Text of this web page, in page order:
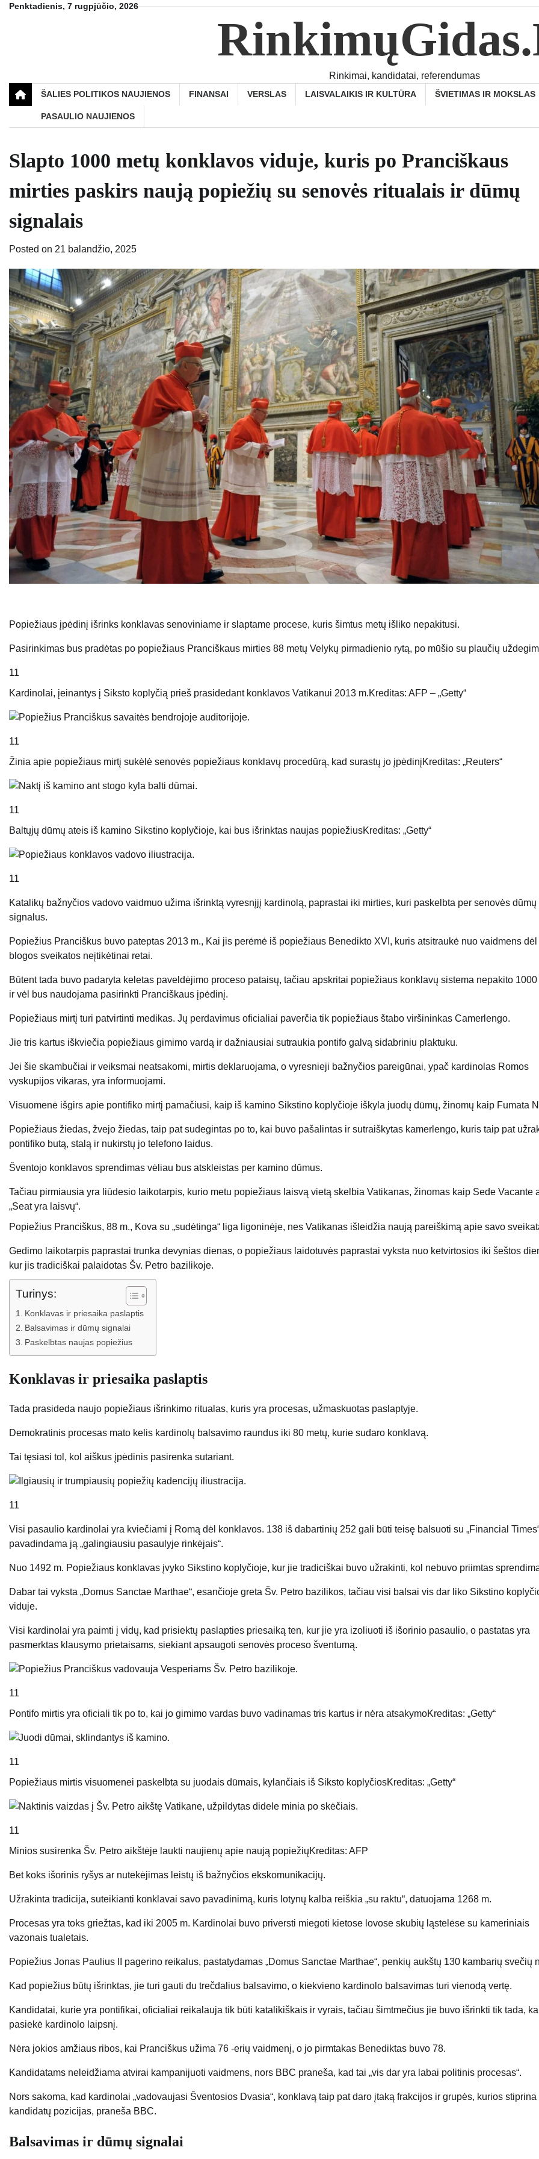
SkipPenktadienis, 7 rugpjūčio, 2026
Rinkimai, kandidatai, referendumas
ŠALIES POLITIKOS NAUJIENOS FINANSAI VERSLAS LAISVALAIKIS IR KULTŪRA ŠVIETIMAS IR MOKSLAS
PASAULIO NAUJIENOS
Slapto 1000 metų konklavos viduje, kuris po Pranciškaus
mirties paskirs naują popiežių su senovės ritualais ir dūmų
signalais
Posted on 21 balandžio, 2025
Popiežiaus įpėdinį išrinks konklavas senoviniame ir slaptame procese, kuris šimtus metų išliko nepakitusi.
Pasirinkimas bus pradėtas po popiežiaus Pranciškaus mirties 88 metų Velykų pirmadienio rytą, po mūšio su plaučių
11
Kardinolai, įeinantys į Siksto koplyčią prieš prasidedant konklavos Vatikanui 2013 m.Kreditas: AFP – „Getty“
11
Žinia apie popiežiaus mirtį sukėlė senovės popiežiaus konklavų procedūrą, kad surastų jo įpėdinįKreditas: „Reuters“
11
Baltųjų dūmų ateis iš kamino Sikstino koplyčioje, kai bus išrinktas naujas popiežiusKreditas: „Getty“
11
Katalikų bažnyčios vadovo vaidmuo užima išrinktą vyresnįjį kardinolą, paprastai iki mirties, kuri paskelbta per senovės dūmų
signalus.
Popiežius Pranciškus buvo pateptas 2013 m., Kai jis perėmė iš popiežiaus Benedikto XVI, kuris atsitraukė nuo vaidmens dėl
blogos sveikatos neįtikėtinai retai.
Būtent tada buvo padaryta keletas paveldėjimo proceso pataisų, tačiau apskritai popiežiaus konklavų sistema nepakito 1000
ir vėl bus naudojama pasirinkti Pranciškaus įpėdinį.
Popiežiaus mirtį turi patvirtinti medikas. Jų perdavimus oficialiai paverčia tik popiežiaus štabo viršininkas Camerlengo.
Jie tris kartus iškviečia popiežiaus gimimo vardą ir dažniausiai sutraukia pontifo galvą sidabriniu plaktuku.
Jei šie skambučiai ir veiksmai neatsakomi, mirtis deklaruojama, o vyresnieji bažnyčios pareigūnai, ypač kardinolas Romos
vyskupijos vikaras, yra informuojami.
Visuomenė išgirs apie pontifiko mirtį pamačiusi, kaip iš kamino Sikstino koplyčioje iškyla juodų dūmų, žinomų kaip Fumata
Popiežiaus žiedas, žvejo žiedas, taip pat sudegintas po to, kai buvo pašalintas ir sutraiškytas kamerlengo, kuris taip pat
pontifiko butą, stalą ir nukirstų jo telefono laidus.
Šventojo konklavos sprendimas vėliau bus atskleistas per kamino dūmus.
Tačiau pirmiausia yra liūdesio laikotarpis, kurio metu popiežiaus laisvą vietą skelbia Vatikanas, žinomas kaip Sede Vacante
„Seat yra laisvų“.
Popiežius Pranciškus, 88 m., Kova su „sudėtinga“ liga ligoninėje, nes Vatikanas išleidžia naują pareiškimą apie savo
Gedimo laikotarpis paprastai trunka devynias dienas, o popiežiaus laidotuvės paprastai vyksta nuo ketvirtosios iki šeštos
kur jis tradiciškai palaidotas Šv. Petro bazilikoje.
Turinys:
Konklavas ir priesaika paslaptis
Balsavimas ir dūmų signalai
Paskelbtas naujas popiežius
Konklavas ir priesaika paslaptis
Tada prasideda naujo popiežiaus išrinkimo ritualas, kuris yra procesas, užmaskuotas paslaptyje.
Demokratinis procesas mato kelis kardinolų balsavimo raundus iki 80 metų, kurie sudaro konklavą.
Tai tęsiasi tol, kol aiškus įpėdinis pasirenka sutariant.
11
Visi pasaulio kardinolai yra kviečiami į Romą dėl konklavos. 138 iš dabartinių 252 gali būti teisę balsuoti su „Financial
pavadindama ją „galingiausiu pasaulyje rinkėjais“.
Nuo 1492 m. Popiežiaus konklavas įvyko Sikstino koplyčioje, kur jie tradiciškai buvo užrakinti, kol nebuvo priimtas
Dabar tai vyksta „Domus Sanctae Marthae“, esančioje greta Šv. Petro bazilikos, tačiau visi balsai vis dar liko Sikstino
viduje.
Visi kardinolai yra paimti į vidų, kad prisiektų paslapties priesaiką ten, kur jie yra izoliuoti iš išorinio pasaulio, o pastatas yra
pasmerktas klausymo prietaisams, siekiant apsaugoti senovės proceso šventumą.
11
Pontifo mirtis yra oficiali tik po to, kai jo gimimo vardas buvo vadinamas tris kartus ir nėra atsakymoKreditas: „Getty“
11
Popiežiaus mirtis visuomenei paskelbta su juodais dūmais, kylančiais iš Siksto koplyčiosKreditas: „Getty“
11
Minios susirenka Šv. Petro aikštėje laukti naujienų apie naują popiežiųKreditas: AFP
Bet koks išorinis ryšys ar nutekėjimas leistų iš bažnyčios ekskomunikacijų.
Užrakinta tradicija, suteikianti konklavai savo pavadinimą, kuris lotynų kalba reiškia „su raktu“, datuojama 1268 m.
Procesas yra toks griežtas, kad iki 2005 m. Kardinolai buvo priversti miegoti kietose lovose skubių ląstelėse su kameriniais
vazonais tualetais.
Popiežius Jonas Paulius II pagerino reikalus, pastatydamas „Domus Sanctae Marthae“, penkių aukštų 130 kambarių svečių
Kad popiežius būtų išrinktas, jie turi gauti du trečdalius balsavimo, o kiekvieno kardinolo balsavimas turi vienodą vertę.
Kandidatai, kurie yra pontifikai, oficialiai reikalauja tik būti katalikiškais ir vyrais, tačiau šimtmečius jie buvo išrinkti tik tada,
pasiekė kardinolo laipsnį.
Nėra jokios amžiaus ribos, kai Pranciškus užima 76 -erių vaidmenį, o jo pirmtakas Benediktas buvo 78.
Kandidatams neleidžiama atvirai kampanijuoti vaidmens, nors BBC praneša, kad tai „vis dar yra labai politinis procesas“.
Nors sakoma, kad kardinolai „vadovaujasi Šventosios Dvasia“, konklavą taip pat daro įtaką frakcijos ir grupės, kurios stiprina
kandidatų pozicijas, praneša BBC.
Balsavimas ir dūmų signalai